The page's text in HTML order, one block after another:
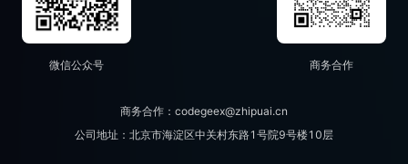
微信公众号 商务合作
商务合作：codegeex@zhipuai.cn
公司地址：北京市海淀区中关村东路1号院9号楼10层